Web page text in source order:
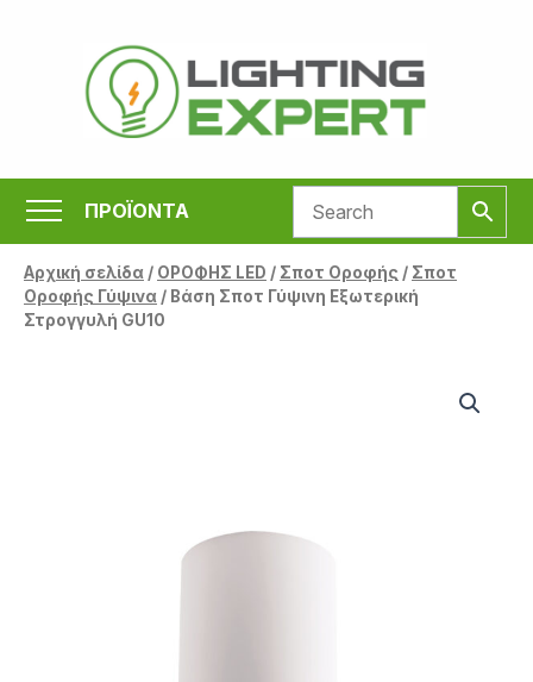
περιεχόμενο
ΠΡΟΪΟΝΤΑ
Αρχική σελίδα/ ΟΡΟΦΗΣ LED / Σποτ Οροφής / Σποτ
Οροφής Γύψινα/ Βάση Σποτ Γύψινη Εξωτερική
Στρογγυλή GU10